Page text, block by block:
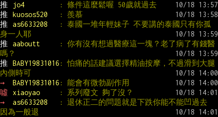
推
jo4
: 條件這麼鬆喔 50歲就過去
推
kuosos520
: 羨慕
推
as6633208
: 泰國一堆年輕妹子 不要講的泰國只有你孤
身一人耶
推
aaboutt
: 你有沒有想過醫療這一塊？老了病了有錢醫
嗎？
推
BABY19831016 : 怕痛的話建議選擇精油按摩，不過滑到大腿
內側時可
→
BABY19831016 : 能會有微勃副作用
噓
xiaoyao
: 系列廢文 夠了沒？
→
as6633208
: 退休正二的問題就是下跌你能不能凹過去
因為一般退